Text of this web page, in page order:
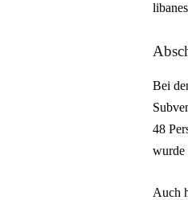
Bei
48
wurde
Auch